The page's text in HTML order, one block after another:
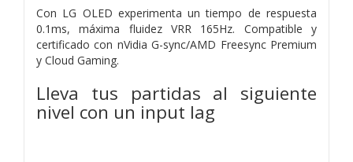
Con LG OLED experimenta un tiempo de respuesta
0.1ms, máxima fluidez VRR 165Hz. Compatible y
certificado con nVidia G-sync/AMD Freesync Premium
y Cloud Gaming.
Lleva tus partidas al siguiente
nivel con un input lag